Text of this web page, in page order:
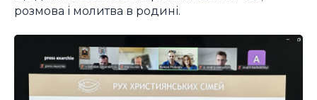
розмова і молитва в родині.